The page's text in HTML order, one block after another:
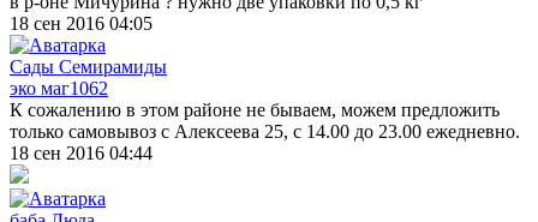
18 сен 2016 04:05
Сады Семирамиды
эко маг1062
К сожалению в этом районе не бываем, можем предложить
только самовывоз с Алексеева 25, с 14.00 до 23.00 ежедневно.
18 сен 2016 04:44